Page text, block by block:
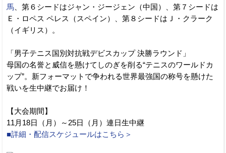
馬 、第６シードはジャン・ジージェン（中国）、第７シードは
Ｅ・ロペス ペレス（スペイン）、第８シードはＪ・クラーク
（イギリス）。
「男子テニス国別対抗戦デビスカップ 決勝ラウンド」
母国の名誉と威信を懸けてしのぎを削る“テニスのワールドカ
ップ”。新フォーマットで争われる世界最強国の称号を懸けた
戦いを生中継でお届け！
【大会期間】
11月18日（月）～25日（月）連日生中継
■詳細・配信スケジュールはこちら＞